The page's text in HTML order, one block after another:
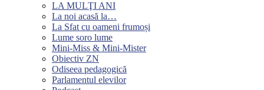
LA MULŢI ANI
La noi acasă la…
La Sfat cu oameni frumoși
Lume soro lume
Mini-Miss & Mini-Mister
Obiectiv ZN
Odiseea pedagogică
Parlamentul elevilor